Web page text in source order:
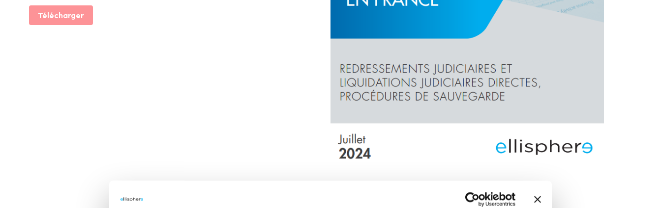
Télécharger